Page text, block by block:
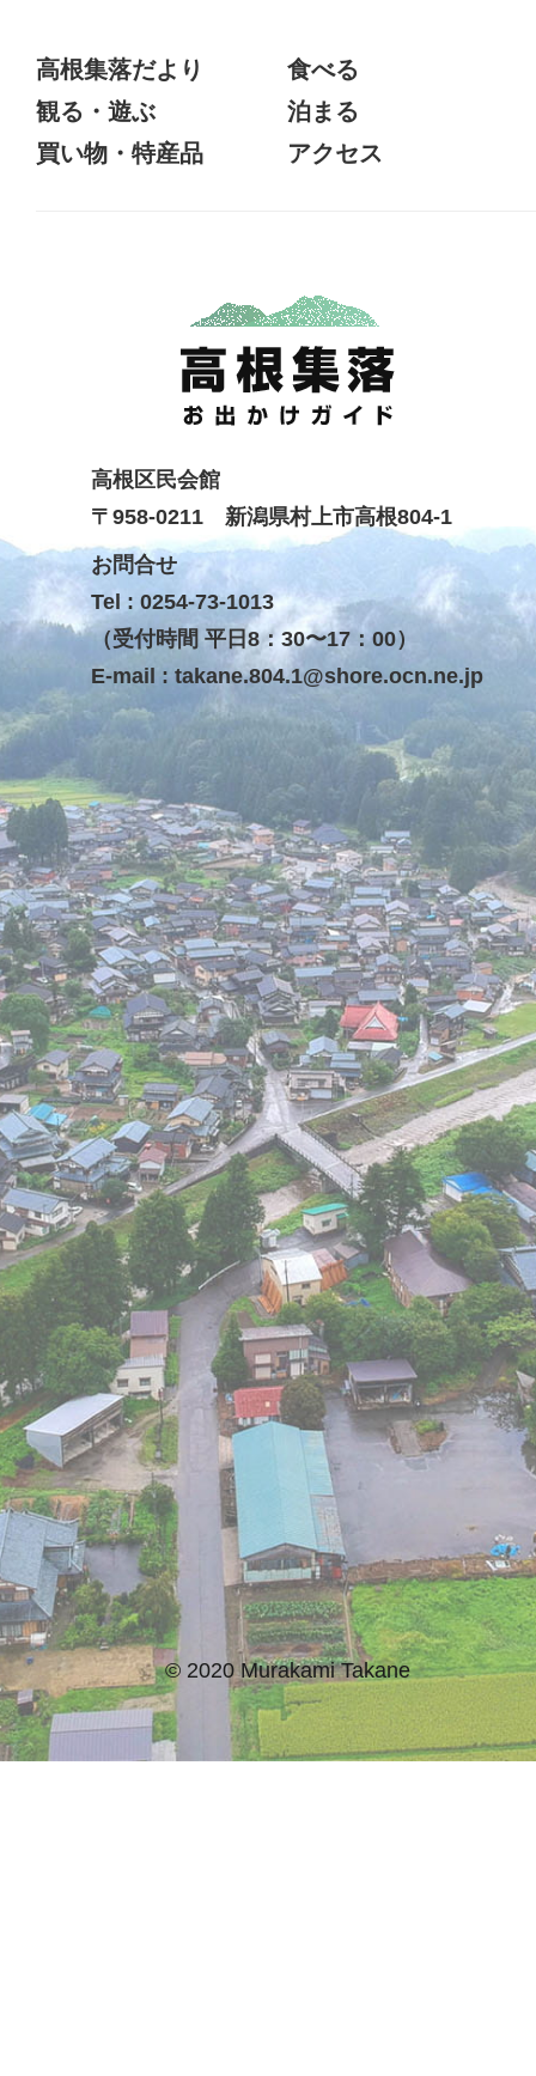
高根集落だより
食べる
観る・遊ぶ
泊まる
買い物・特産品
アクセス
高根区民会館
〒958-0211 新潟県村上市高根804-1
お問合せ
Tel : 0254-73-1013
（受付時間 平日8：30〜17：00）
E-mail : takane.804.1@shore.ocn.ne.jp
© 2020 Murakami Takane